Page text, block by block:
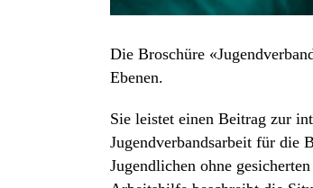
Die Broschüre
Ebenen.
Sie leistet einen Beitrag zur
Jugendverbandsarbeit für die
Jugendlichen ohne